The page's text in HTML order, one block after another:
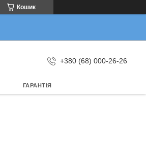
Кошик
+380 (68) 000-26-26
ГАРАНТІЯ